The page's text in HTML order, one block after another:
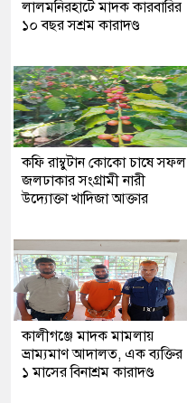
লালমনিরহাটে মাদক কারবারির
১০ বছর সশ্রম কারাদণ্ড
কফি রাম্বুটান কোকো চাষে সফল
জলঢাকার সংগ্রামী নারী
উদ্যোক্তা খাদিজা আক্তার
কালীগঞ্জে মাদক মামলায়
ভ্রাম্যমাণ আদালত, এক ব্যক্তির
১ মাসের বিনাশ্রম কারাদণ্ড